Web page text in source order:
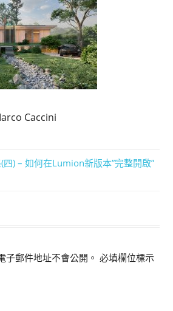
Caccini
) – 如何在Lumion新版本”完整開啟”
子郵件地址不會公開。 必填欄位標示